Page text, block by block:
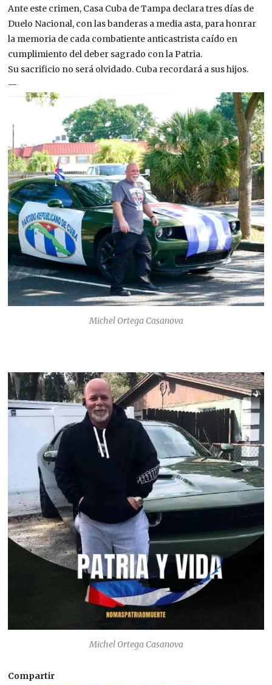
Ante este crimen, Casa Cuba de Tampa declara tres días de
Duelo Nacional, con las banderas a media asta, para honrar
la memoria de cada combatiente anticastrista caído en
cumplimiento del deber sagrado con la Patria.
Su sacrificio no será olvidado. Cuba recordará a sus hijos.
—
Michel Ortega Casanova
Michel Ortega Casanova
Compartir